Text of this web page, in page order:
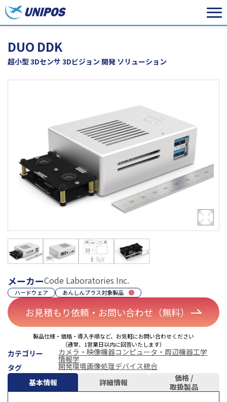
DUO DDK
超小型 3Dセンサ 3Dビジョン 開発 ソリューション
メーカーCode Laboratories Inc.
ハードウェア あんしんプラス対象製品
お見積もり依頼・お問い合わせ（無料）
製品仕様・価格・導入手順など、お気軽にお問い合わせください
（通常、1営業日以内に回答いたします）
カテゴリー カメラ・映像機器コンピュータ・周辺機器工学
情報学
タグ
開発環境画像処理デバイス統合
基本情報
詳細情報
価格 /
取扱製品